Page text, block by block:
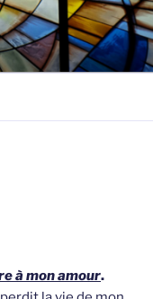
à mon amour.